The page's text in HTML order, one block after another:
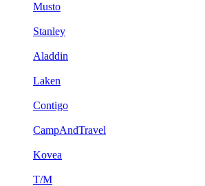
Musto
Stanley
Aladdin
Laken
Contigo
CampAndTravel
Kovea
T/M